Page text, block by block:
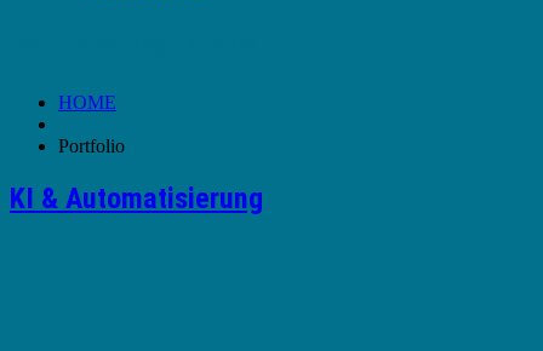
HOME
Portfolio
KI & Automatisierung